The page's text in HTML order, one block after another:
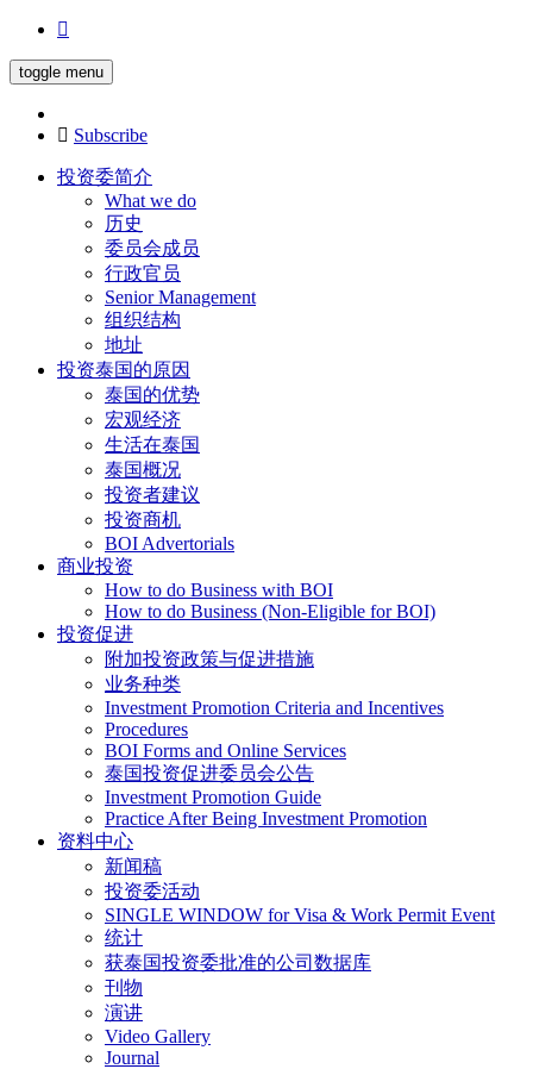
toggle menu
Subscribe
投资委简介
What we do
历史
委员会成员
行政官员
Senior Management
组织结构
地址
投资泰国的原因
泰国的优势
宏观经济
生活在泰国
泰国概况
投资者建议
投资商机
BOI Advertorials
商业投资
How to do Business with BOI
How to do Business (Non-Eligible for BOI)
投资促进
附加投资政策与促进措施
业务种类
Investment Promotion Criteria and Incentives
Procedures
BOI Forms and Online Services
泰国投资促进委员会公告
Investment Promotion Guide
Practice After Being Investment Promotion
资料中心
新闻稿
投资委活动
SINGLE WINDOW for Visa & Work Permit Event
统计
获泰国投资委批准的公司数据库
刊物
演讲
Video Gallery
Journal